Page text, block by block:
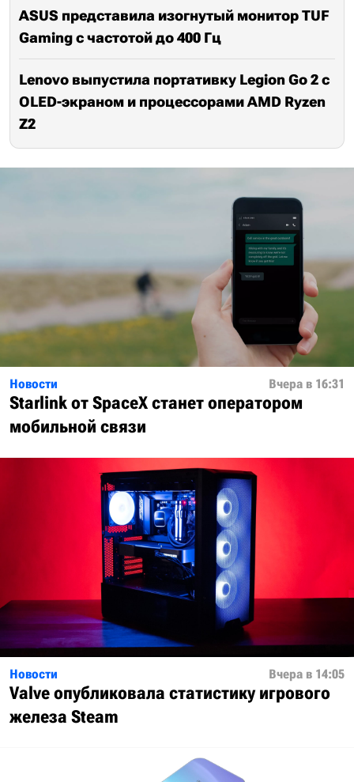
ASUS представила изогнутый монитор TUF
Gaming с частотой до 400 Гц
Lenovo выпустила портативку Legion Go 2 с
OLED-экраном и процессорами AMD Ryzen
Z2
Новости Вчера в 16:31
Starlink от SpaceX станет оператором
мобильной связи
Новости Вчера в 14:05
Valve опубликовала статистику игрового
железа Steam